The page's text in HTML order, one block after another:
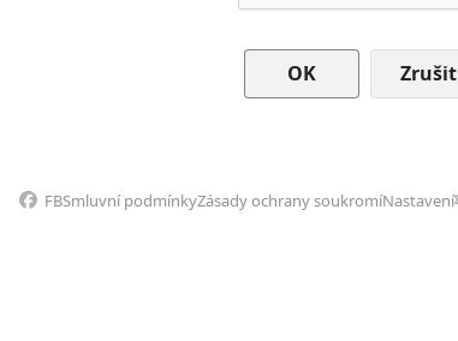
Zrušit
FBSmluvní podmínkyZásady ochrany soukromíNastavení